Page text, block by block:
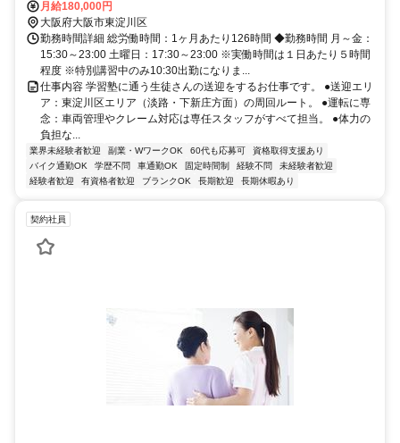
月給180,000円
大阪府大阪市東淀川区
勤務時間詳細 総労働時間：1ヶ月あたり126時間 ◆勤務時間 月～金：
15:30～23:00 土曜日：17:30～23:00 ※実働時間は１日あたり５時間
程度 ※特別講習中のみ10:30出勤になりま...
仕事内容 学習塾に通う生徒さんの送迎をするお仕事です。 ●送迎エリ
ア：東淀川区エリア（淡路・下新庄方面）の周回ルート。 ●運転に専
念：車両管理やクレーム対応は専任スタッフがすべて担当。 ●体力の
負担な...
業界未経験者歓迎 副業・WワークOK 60代も応募可
資格取得支援あり
バイク通勤OK
学歴不問 車通勤OK 固定時間制 経験不問
未経験者歓迎
経験者歓迎
有資格者歓迎 ブランクOK 長期歓迎 長期休暇あり
契約社員